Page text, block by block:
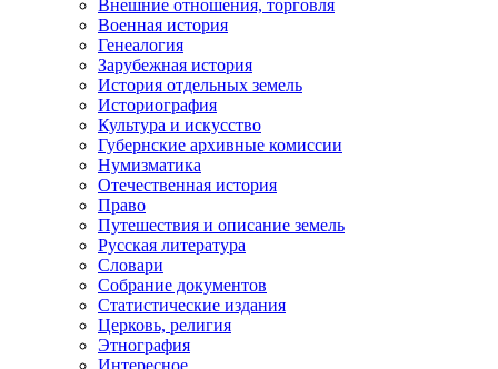
Внешние отношения, торговля
Военная история
Генеалогия
Зарубежная история
История отдельных земель
Историография
Культура и искусство
Губернские архивные комиссии
Нумизматика
Отечественная история
Право
Путешествия и описание земель
Русская литература
Словари
Собрание документов
Статистические издания
Церковь, религия
Этнография
Интересное